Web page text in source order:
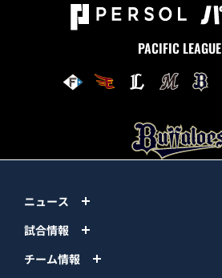
PACIFIC LEAGUE
ニュース
試合情報
チーム情報